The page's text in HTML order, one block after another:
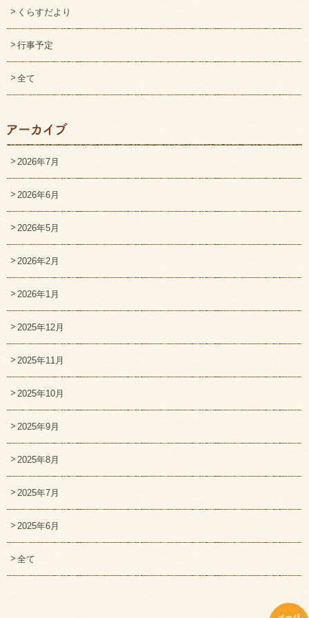
くらすだより
行事予定
全て
2026年7月
2026年6月
2026年5月
2026年2月
2026年1月
2025年12月
2025年11月
2025年10月
2025年9月
2025年8月
2025年7月
2025年6月
全て